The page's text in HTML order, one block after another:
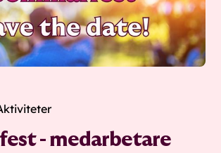
- medarbetare